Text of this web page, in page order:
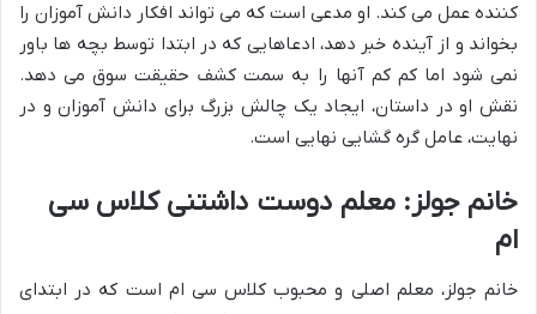
کننده عمل می کند. او مدعی است که می تواند افکار دانش آموزان را
بخواند و از آینده خبر دهد، ادعاهایی که در ابتدا توسط بچه ها باور
نمی شود اما کم کم آنها را به سمت کشف حقیقت سوق می دهد.
نقش او در داستان، ایجاد یک چالش بزرگ برای دانش آموزان و در
نهایت، عامل گره گشایی نهایی است.
خانم جولز: معلم دوست داشتنی کلاس سی
ام
خانم جولز، معلم اصلی و محبوب کلاس سی ام است که در ابتدای